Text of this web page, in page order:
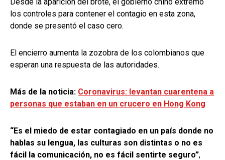
los controles para contener el contagio en esta zona,
donde se presentó el caso cero.
El encierro aumenta la zozobra de los colombianos que
esperan una respuesta de las autoridades.
Más de la noticia: Coronavirus: levantan cuarentena a
personas que estaban en un crucero en Hong Kong
“Es el miedo de estar contagiado en un país donde no
hablas su lengua, las culturas son distintas o no es
fácil la comunicación, no es fácil sentirte seguro”,